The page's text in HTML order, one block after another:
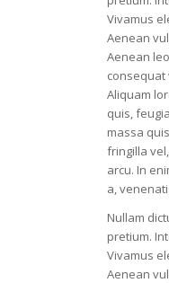
Vivamus
Aenean
Aenean
consequat
Aliquam
quis,
massa
fringilla
arcu. In
a,
Nullam
pretium.
Vivamus
Aenean